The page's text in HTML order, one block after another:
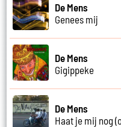
De Mens
Genees mij
De Mens
Gigippeke
De Mens
Haat je mij nog